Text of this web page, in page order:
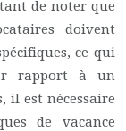
de noter que
doivent
ce qui
rapport à un
il est nécessaire
de vacance